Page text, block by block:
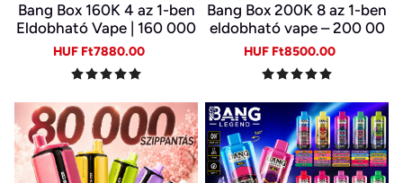
Bang Box 160K 4 az 1-ben
Eldobható Vape | 160 000
Slukk | 4 Íz Egy Készülékb
en | Type-C | 0–5% Nikotin
Sale
HUF Ft7880.00
Bang Box 200K 8 az 1-ben
eldobható vape – 200 00
0 slukk, 10 íz
Sale
HUF Ft8500.00